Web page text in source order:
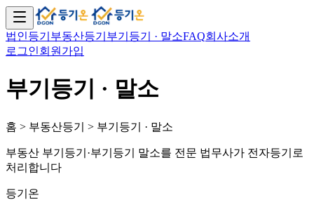
법인등기 부동산등기 부기등기 · 말소FAQ회사소개
로그인회원가입
부기등기 · 말소
홈 > 부동산등기 > 부기등기 · 말소
부동산 부기등기·부기등기 말소를 전문 법무사가 전자등기로
처리합니다
등기온